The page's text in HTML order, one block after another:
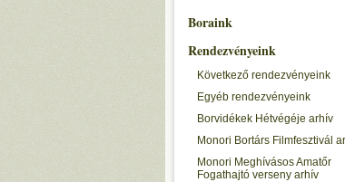
Boraink
Rendezvényeink
Következő rendezvényeink
Egyéb rendezvényeink
Borvidékek Hétvégéje arhív
Monori Bortárs Filmfesztivál
Monori Meghívásos Amatőr
Fogathajtó verseny arhív